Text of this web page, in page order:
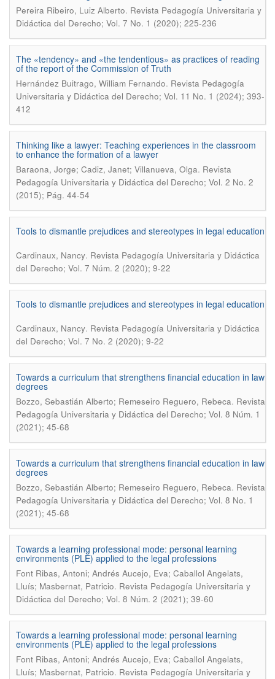
Pereira Ribeiro, Luiz Alberto. Revista Pedagogía Universitaria y
Didáctica del Derecho; Vol. 7 No. 1 (2020); 225-236
The «tendency» and «the tendentious» as practices of reading
of the report of the Commission of Truth
Hernández Buitrago, William Fernando. Revista Pedagogía
Universitaria y Didáctica del Derecho; Vol. 11 No. 1 (2024); 393-
412
Thinking like a lawyer: Teaching experiences in the classroom
to enhance the formation of a lawyer
Baraona, Jorge; Cadiz, Janet; Villanueva, Olga. Revista
Pedagogía Universitaria y Didáctica del Derecho; Vol. 2 No. 2
(2015); Pág. 44-54
Tools to dismantle prejudices and stereotypes in legal education
Cardinaux, Nancy. Revista Pedagogía Universitaria y Didáctica
del Derecho; Vol. 7 Núm. 2 (2020); 9-22
Tools to dismantle prejudices and stereotypes in legal education
Cardinaux, Nancy. Revista Pedagogía Universitaria y Didáctica
del Derecho; Vol. 7 No. 2 (2020); 9-22
Towards a curriculum that strengthens financial education in law
degrees
Bozzo, Sebastián Alberto; Remeseiro Reguero, Rebeca. Revista
Pedagogía Universitaria y Didáctica del Derecho; Vol. 8 Núm. 1
(2021); 45-68
Towards a curriculum that strengthens financial education in law
degrees
Bozzo, Sebastián Alberto; Remeseiro Reguero, Rebeca. Revista
Pedagogía Universitaria y Didáctica del Derecho; Vol. 8 No. 1
(2021); 45-68
Towards a learning professional mode: personal learning
environments (PLE) applied to the legal professions
Font Ribas, Antoni; Andrés Aucejo, Eva; Caballol Angelats,
Lluís; Masbernat, Patricio. Revista Pedagogía Universitaria y
Didáctica del Derecho; Vol. 8 Núm. 2 (2021); 39-60
Towards a learning professional mode: personal learning
environments (PLE) applied to the legal professions
Font Ribas, Antoni; Andrés Aucejo, Eva; Caballol Angelats,
Lluís; Masbernat, Patricio. Revista Pedagogía Universitaria y